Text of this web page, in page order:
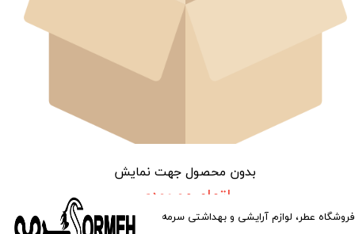
بدون محصول جهت نمایش
اتمام موجودی
فروشگاه عطر، لوازم آرایشی و بهداشتی سرمه